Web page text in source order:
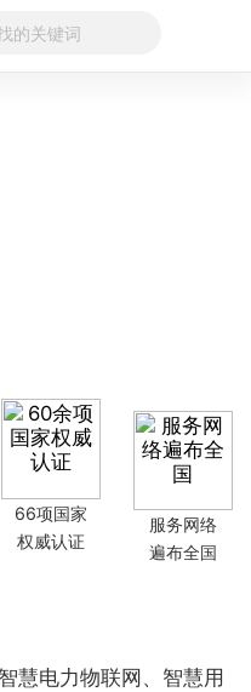
66项国家
权威认证
服务网络
遍布全国
慧电力物联网、智慧用